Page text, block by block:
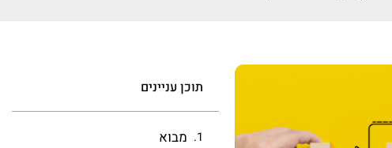
תוכן עניינים
מבוא